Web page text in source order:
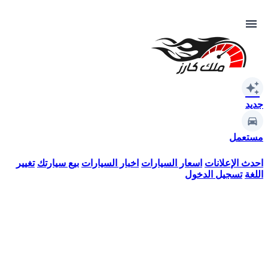
menu
auto_awesome
جديد
مستعمل
احدث الإعلانات اسعار السيارات اخبار السيارات بيع سيارتك تغيير
اللغة تسجيل الدخول